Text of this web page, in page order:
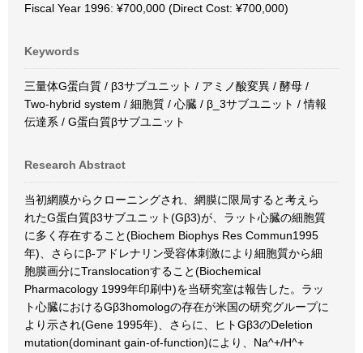
Fiscal Year 1996: ¥700,000 (Direct Cost: ¥700,000)
Keywords
三量体G蛋白質 / β3サブユニット / アミノ酸変異 / 酵母 /
Two-hybrid system / 細胞質 / 心臓 / β_3サブユニット / 情報
伝達系 / G蛋白質βサブユニット
Research Abstract
当初網膜からクローニングされ、網膜に限局すると考えら
れたG蛋白質β3サブユニット(Gβ3)が、ラット心臓の細胞質
に多く存在すること(Biochem Biophys Res Commun1995
年)、さらにβ-アドレナリン受容体刺激により細胞質から細
胞膜画分にTranslocationすること(Biochemical
Pharmacology 1999年印刷中)を当研究室は報告した。ラッ
ト心臓におけるGβ3homologの存在が米国の研究グループに
より示され(Gene 1995年)、さらに、ヒトGβ3のDeletion
mutation(dominant gain-of-function)により、Na^+/H^+